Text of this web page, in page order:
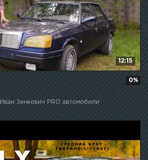
12:15
Иван Зенкевич PRO автомобили
0%